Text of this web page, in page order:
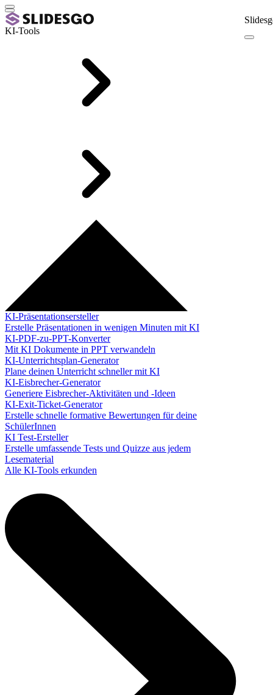
KI-Tools
KI-Präsentationsersteller
Erstelle Präsentationen in wenigen Minuten mit KI
KI-PDF-zu-PPT-Konverter
Mit KI Dokumente in PPT verwandeln
KI-Unterrichtsplan-Generator
Plane deinen Unterricht schneller mit KI
KI-Eisbrecher-Generator
Generiere Eisbrecher-Aktivitäten und -Ideen
KI-Exit-Ticket-Generator
Erstelle schnelle formative Bewertungen für deine
SchülerInnen
KI Test-Ersteller
Erstelle umfassende Tests und Quizze aus jedem
Lesematerial
Alle KI-Tools erkunden